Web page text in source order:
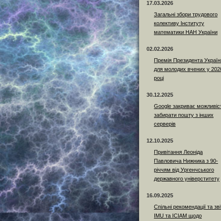
17.03.2026
Загальні збори трудового
колективу Інституту
математики НАН України
02.02.2026
Премія Президента
для молодих вчених у
році
30.12.2025
Google закриває
забирати пошту з інших
серверів
12.10.2025
Привітання Леоніда
Павловича Нижника з 90-
річчям від Ургенчського
державного універститету
16.09.2025
Спільні рекомендації та
IMU та ICIAM щодо